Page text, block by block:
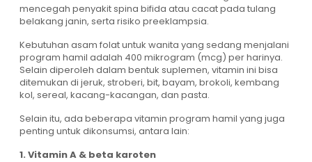
mencegah penyakit spina bifida atau cacat pada tulang
belakang janin, serta risiko preeklampsia.
Kebutuhan asam folat untuk wanita yang sedang menjalani
program hamil adalah 400 mikrogram (mcg) per harinya.
Selain diperoleh dalam bentuk suplemen, vitamin ini bisa
ditemukan di jeruk, stroberi, bit, bayam, brokoli, kembang
kol, sereal, kacang-kacangan, dan pasta.
Selain itu, ada beberapa vitamin program hamil yang juga
penting untuk dikonsumsi, antara lain:
1. Vitamin A & beta karoten